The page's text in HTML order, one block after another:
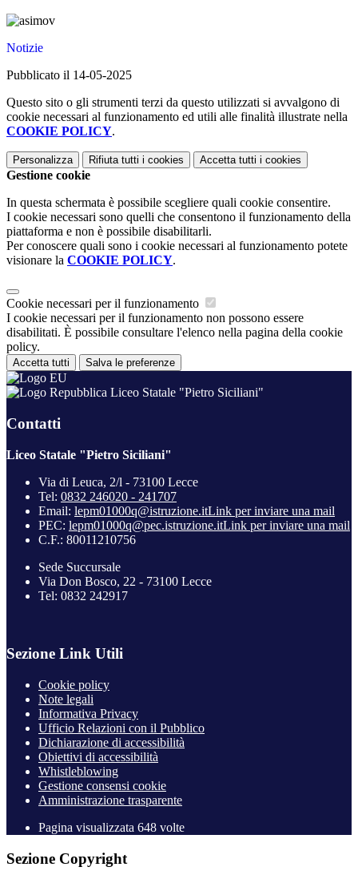
Notizie
Pubblicato il 14-05-2025
Questo sito o gli strumenti terzi da questo utilizzati si avvalgono di
cookie necessari al funzionamento ed utili alle finalità illustrate nella
COOKIE POLICY.
Personalizza Rifiuta tutti i cookies Accetta tutti i cookies
Gestione cookie
In questa schermata è possibile scegliere quali cookie consentire.
I cookie necessari sono quelli che consentono il funzionamento della
piattaforma e non è possibile disabilitarli.
Per conoscere quali sono i cookie necessari al funzionamento potete
visionare la COOKIE POLICY.
Cookie necessari per il funzionamento
I cookie necessari per il funzionamento non possono essere
disabilitati. È possibile consultare l'elenco nella pagina della cookie
policy.
Accetta tutti Salva le preferenze
Liceo Statale "Pietro Siciliani"
Contatti
Liceo Statale "Pietro Siciliani"
Via di Leuca, 2/l - 73100 Lecce
Tel: 0832 246020 - 241707
Email: lepm01000q@istruzione.itLink per inviare una mail
PEC: lepm01000q@pec.istruzione.itLink per inviare una mail
C.F.: 80011210756
Sede Succursale
Via Don Bosco, 22 - 73100 Lecce
Tel: 0832 242917
Sezione Link Utili
Cookie policy
Note legali
Informativa Privacy
Ufficio Relazioni con il Pubblico
Dichiarazione di accessibilità
Obiettivi di accessibilità
Whistleblowing
Gestione consensi cookie
Amministrazione trasparente
Pagina visualizzata 648 volte
Sezione Copyright